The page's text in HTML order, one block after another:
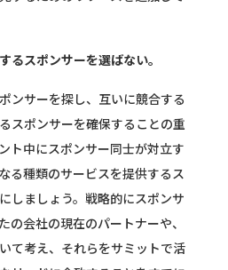
るスポンサーを選ばない。
ンサーを探し、互いに競合する
スポンサーを確保することの重
ト中にスポンサー同士が対立す
る種類のサービスを提供するス
しましょう。戦略的にスポンサ
の会社の現在のパートナーや、
て考え、それらをサミットで活